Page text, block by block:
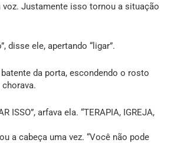
voz. Justamente isso tornou a situação
disse ele, apertando “ligar”.
da porta, escondendo o rosto
ISSO”, arfava ela. “TERAPIA, IGREJA,
a cabeça uma vez. “Você não pode